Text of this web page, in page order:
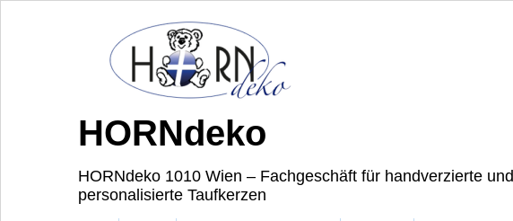
HORNdeko
HORNdeko 1010 Wien – Fachgeschäft für handverzierte und
personalisierte Taufkerzen